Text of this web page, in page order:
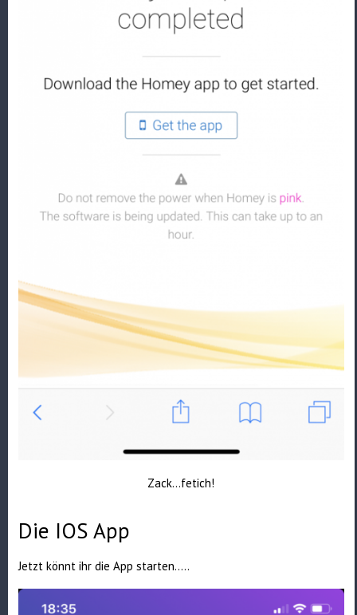
Zack…fetich!
Die IOS App
Jetzt könnt ihr die App starten…..